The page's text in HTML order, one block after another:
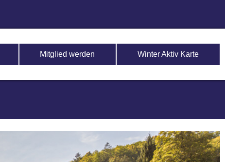
Mitglied werden Winter Aktiv Karte